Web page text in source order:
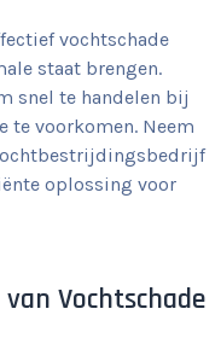
vochtschade
staat brengen.
snel te handelen bij
te voorkomen. Neem
oplossing voor
Vochtschade